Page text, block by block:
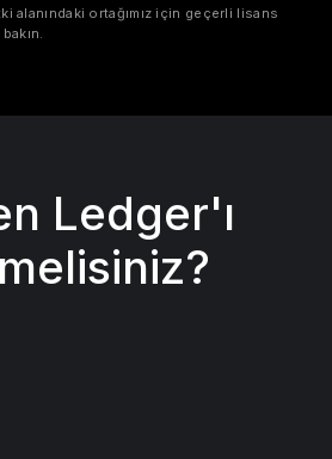
alanındaki ortağımız için geçerli lisans
Ledger'ı